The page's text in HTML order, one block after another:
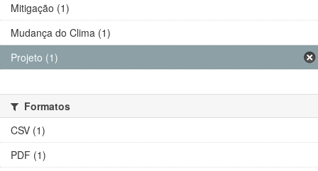
Mitigação (1)
Mudança do Clima (1)
Projeto (1)
Formatos
CSV (1)
PDF (1)